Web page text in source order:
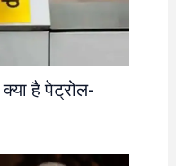
है पेट्रोल-